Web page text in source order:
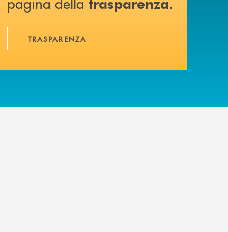
TRASPARENZA